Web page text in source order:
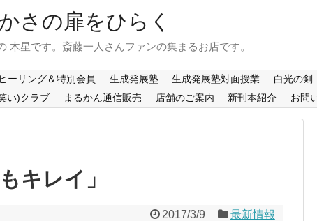
さの扉をひらく
木星です。斎藤一人さんファンの集まるお店です。
ーリング＆特別会員 生成発展塾 生成発展塾対面授業
白光の剣
い)クラブ まるかん通信販売 店舗のご案内 新刊本紹介 お問
キレイ」
2017/3/9 最新情報